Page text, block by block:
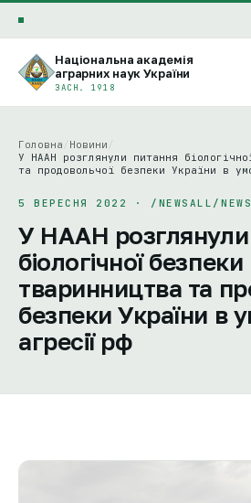
Національна академія
аграрних наук України
ЗАСН. 1918
Головна Новини
У НААН розглянули питання
та продовольчої безпеки України в
5 ВЕРЕСНЯ 2022 · /NEWSALL/
У НААН розглянули
біологічної безпеки
тваринництва та
безпеки України в
агресії рф